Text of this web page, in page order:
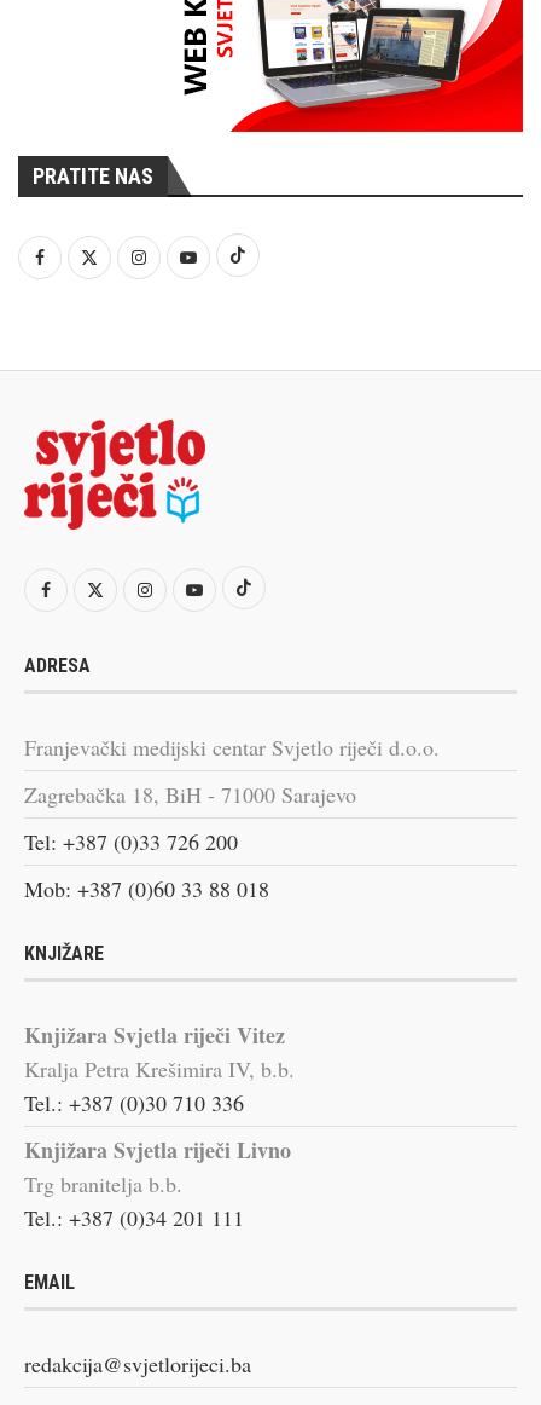
PRATITE NAS
ADRESA
Franjevački medijski centar Svjetlo riječi d.o.o.
Zagrebačka 18, BiH - 71000 Sarajevo
Tel: +387 (0)33 726 200
Mob: +387 (0)60 33 88 018
KNJIŽARE
Knjižara Svjetla riječi Vitez
Kralja Petra Krešimira IV, b.b.
Tel.: +387 (0)30 710 336
Knjižara Svjetla riječi Livno
Trg branitelja b.b.
Tel.: +387 (0)34 201 111
EMAIL
redakcija@svjetlorijeci.ba